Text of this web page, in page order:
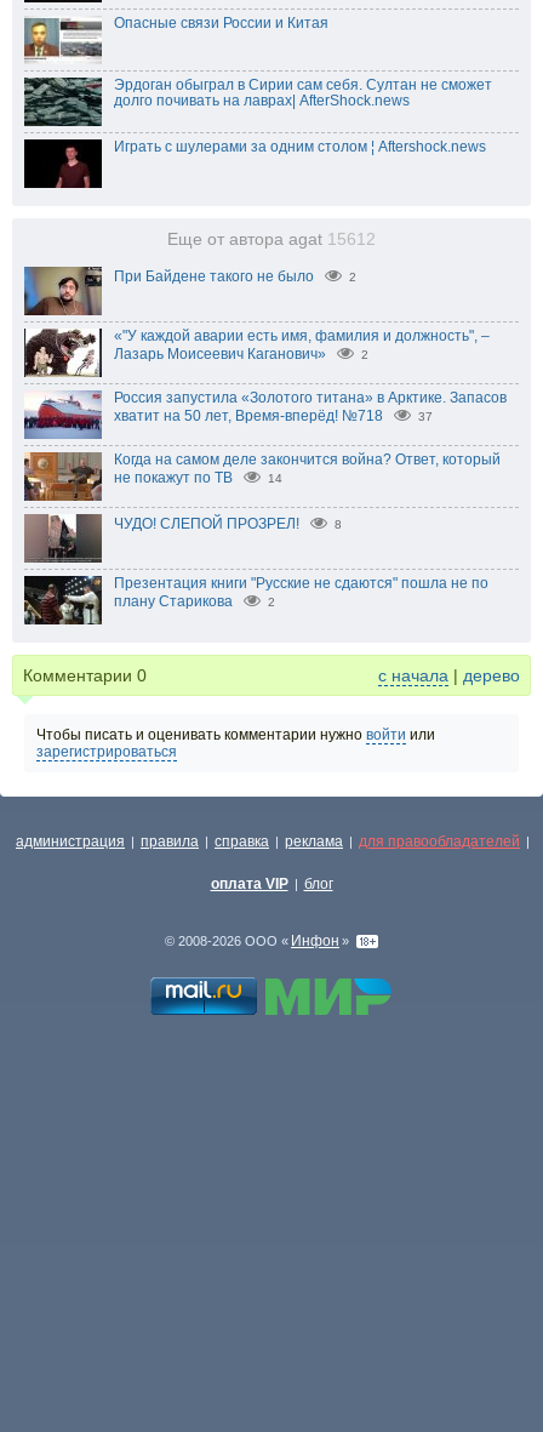
Опасные связи России и Китая
Эрдоган обыграл в Сирии сам себя. Султан не сможет
долго почивать на лаврах| AfterShock.news
Играть с шулерами за одним столом ¦ Aftershock.news
Еще от автора agat 15612
При Байдене такого не было 2
«"У каждой аварии есть имя, фамилия и должность", –
Лазарь Моисеевич Каганович»
2
Россия запустила «Золотого титана» в Арктике. Запасов
хватит на 50 лет, Время-вперёд! №718
37
Когда на самом деле закончится война? Ответ, который
не покажут по ТВ
14
ЧУДО! СЛЕПОЙ ПРОЗРЕЛ! 8
Презентация книги "Русские не сдаются" пошла не по
плану Старикова
2
Комментарии 0 с начала | дерево
Чтобы писать и оценивать комментарии нужно войти или
зарегистрироваться
администрация | правила | справка | реклама | для правообладателей |
оплата VIP | блог
© 2008-2026 ООО « Инфон »